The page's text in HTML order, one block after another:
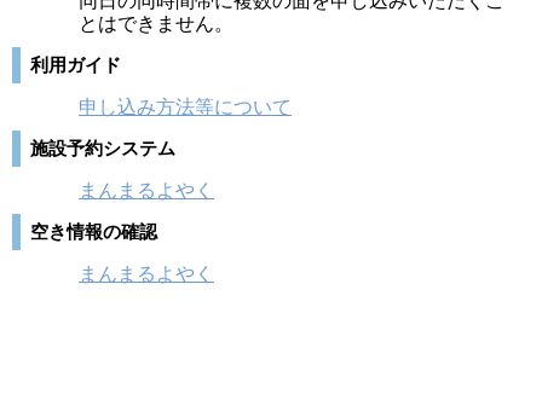
とはできません。
利用ガイド
申し込み方法等について
施設予約システム
まんまるよやく
空き情報の確認
まんまるよやく